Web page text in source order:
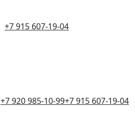
+7 915 607-19-04
+7 920 985-10-99+7 915 607-19-04